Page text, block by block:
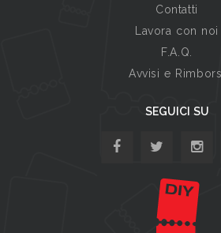
Contatti
Lavora con noi
F.A.Q.
Avvisi e
SEGUICI SU